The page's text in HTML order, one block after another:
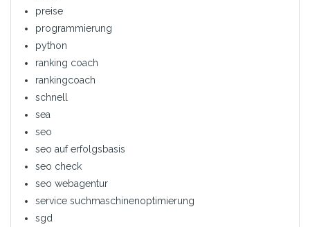
preise
programmierung
python
ranking coach
rankingcoach
schnell
sea
seo
seo auf erfolgsbasis
seo check
seo webagentur
service suchmaschinenoptimierung
sgd